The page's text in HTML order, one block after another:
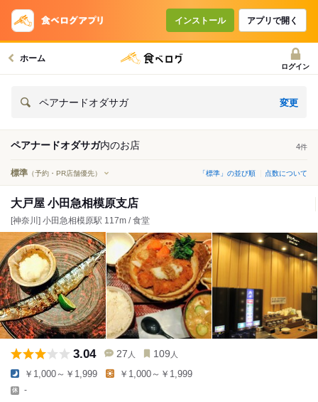
インストール アプリで開く
ホーム
ログイン
ペアナードオダサガ 変更
ペアナードオダサガ内のお店 4件
標準 （予約・PR店舗優先） 「標準」の並び順 点数について
大戸屋 小田急相模原支店
[神奈川] 小田急相模原駅 117m / 食堂
3.04 27 人 109 人
￥1,000～￥1,999 ￥1,000～￥1,999
-